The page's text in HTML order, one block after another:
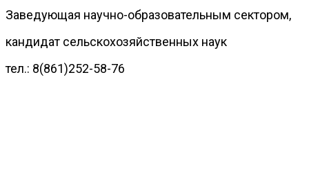
Заведующая научно-образовательным сектором,
кандидат сельскохозяйственных наук
тел.: 8(861)252-58-76